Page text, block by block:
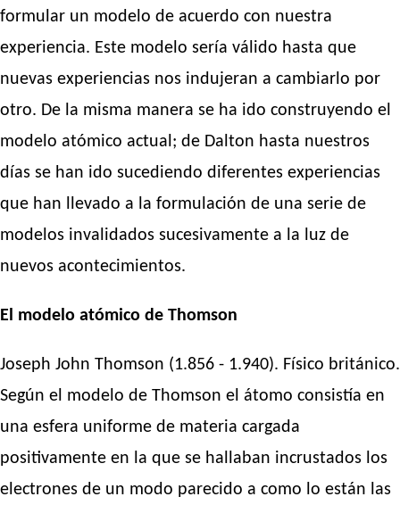
formular un modelo de acuerdo con nuestra
experiencia. Este modelo sería válido hasta que
nuevas experiencias nos indujeran a cambiarlo por
otro. De la misma manera se ha ido construyendo el
modelo atómico actual; de Dalton hasta nuestros
días se han ido sucediendo diferentes experiencias
que han llevado a la formulación de una serie de
modelos invalidados sucesivamente a la luz de
nuevos acontecimientos.
El modelo atómico de Thomson
Joseph John Thomson (1.856 - 1.940). Físico británico.
Según el modelo de Thomson el átomo consistía en
una esfera uniforme de materia cargada
positivamente en la que se hallaban incrustados los
electrones de un modo parecido a como lo están las